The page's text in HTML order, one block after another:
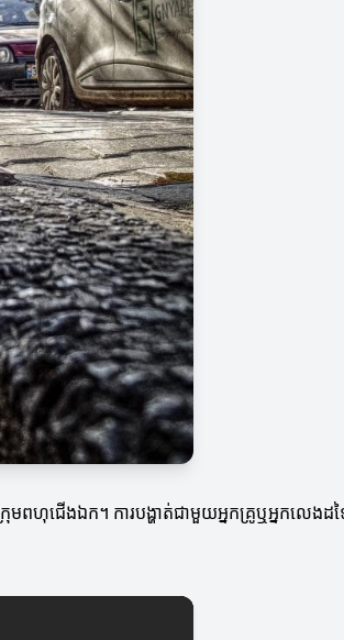
ពហុជើងឯក។ ការបង្ហាត់ជាមួយអ្នកគ្រូឬអ្នកលេងដ